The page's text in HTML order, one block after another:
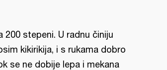
200 stepeni. U radnu činiju
kikirikija, i s rukama dobro
se ne dobije lepa i mekana